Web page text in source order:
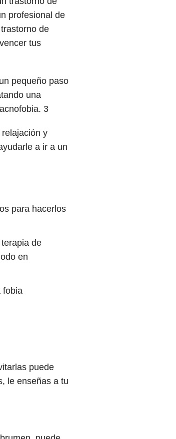
profesional de
de
tus
pequeño paso
una
3
y
a ir a un
para hacerlos
de
en
fobia
puede
le enseñas a tu